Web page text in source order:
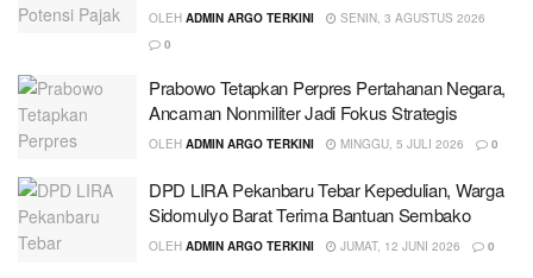
OLEH ADMIN ARGO TERKINI
SENIN, 3 AGUSTUS 2026
0
Prabowo Tetapkan Perpres Pertahanan Negara,
Ancaman Nonmiliter Jadi Fokus Strategis
OLEH ADMIN ARGO TERKINI MINGGU, 5 JULI 2026 0
DPD LIRA Pekanbaru Tebar Kepedulian, Warga
Sidomulyo Barat Terima Bantuan Sembako
OLEH ADMIN ARGO TERKINI JUMAT, 12 JUNI 2026 0